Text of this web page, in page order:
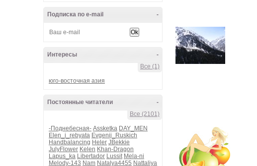
-
Подписка по e-mail
-
Интересы
Все (1)
юго-восточная азия
-
Постоянные читатели
Все (2101)
-Поднебесная- Assketka DAY_MEN
Elen_i_rebyata Evgenij_Ruskich
Handbalancing Heler JBekkie
JulyFlower Kelen Khan-Dragon
Lapus_ka Libertador Lussit Mela-ni
Melody-143 Nam Natalya4455 Nattaliya